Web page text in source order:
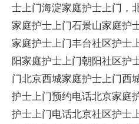
士上门海淀家庭护士上门，
家庭护士上门石景山家庭护
家庭护士上门丰台社区护士
阳家庭护士上门朝阳社区护
门北京西城家庭护士上门西
护士上门预约电话北京家庭
护士上门电话北京社区护士